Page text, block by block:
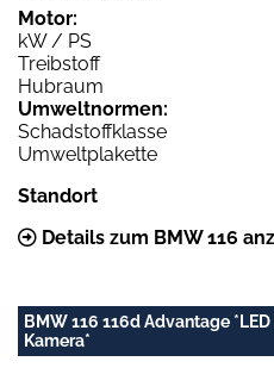
Motor:
kW / PS
Treibstoff
Hubraum
Umweltnormen:
Schadstoffklasse
Umweltplakette
Standort
Details zum BMW 116
BMW 116 116d Advantage
Kamera*